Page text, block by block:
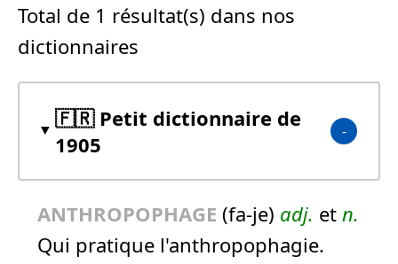
Total de 1 résultat(s) dans nos
dictionnaires
🇫🇷 Petit dictionnaire de
1905
ANTHROPOPHAGE (fa-je) adj. et n.
Qui pratique l'anthropophagie.